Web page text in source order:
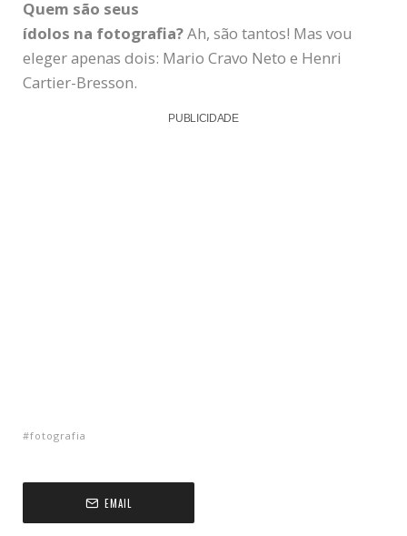
Quem são seus
ídolos na fotografia?Ah, são tantos! Mas vou
eleger apenas dois: Mario Cravo Neto e Henri
Cartier-Bresson.
PUBLICIDADE
fotografia
EMAIL